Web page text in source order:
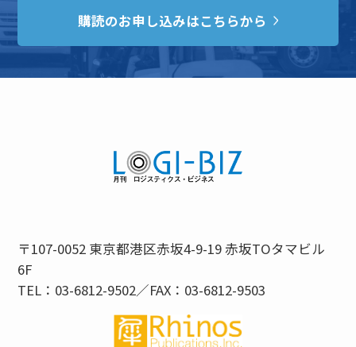
購読のお申し込みはこちらから
〒107-0052 東京都港区赤坂4-9-19 赤坂TOタマビル
6F
TEL：03-6812-9502／FAX：03-6812-9503